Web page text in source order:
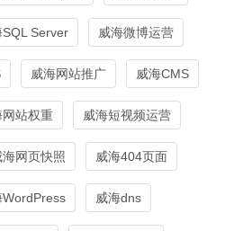
SQL Server 威海微博运营
威海网站推广 威海CMS
网站权重 威海短视频运营
海网页快照 威海404页面
WordPress 威海dns